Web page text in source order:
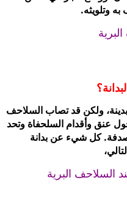
وتلويثه.
ولكن قد تصاب السلاحف
عنق وأقدام السلحفاة وتحد
كل شيء عن بدانة
السلاحف البرية